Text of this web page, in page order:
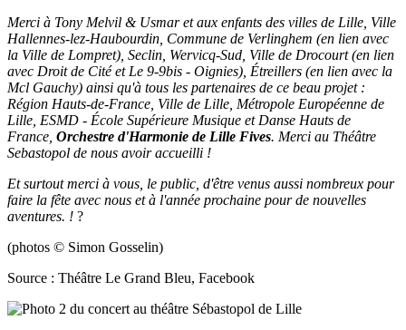
Merci à Tony Melvil & Usmar et aux enfants des villes de Lille, Ville
Hallennes-lez-Haubourdin, Commune de Verlinghem (en lien avec
la Ville de Lompret), Seclin, Wervicq-Sud, Ville de Drocourt (en lien
avec Droit de Cité et Le 9-9bis - Oignies), Étreillers (en lien avec la
Mcl Gauchy) ainsi qu'à tous les partenaires de ce beau projet :
Région Hauts-de-France, Ville de Lille, Métropole Européenne de
Lille, ESMD - École Supérieure Musique et Danse Hauts de
France, Orchestre d'Harmonie de Lille Fives. Merci au Théâtre
Sebastopol de nous avoir accueilli !
Et surtout merci à vous, le public, d'être venus aussi nombreux pour
faire la fête avec nous et à l'année prochaine pour de nouvelles
aventures. ! ?
(photos © Simon Gosselin)
Source : Théâtre Le Grand Bleu, Facebook